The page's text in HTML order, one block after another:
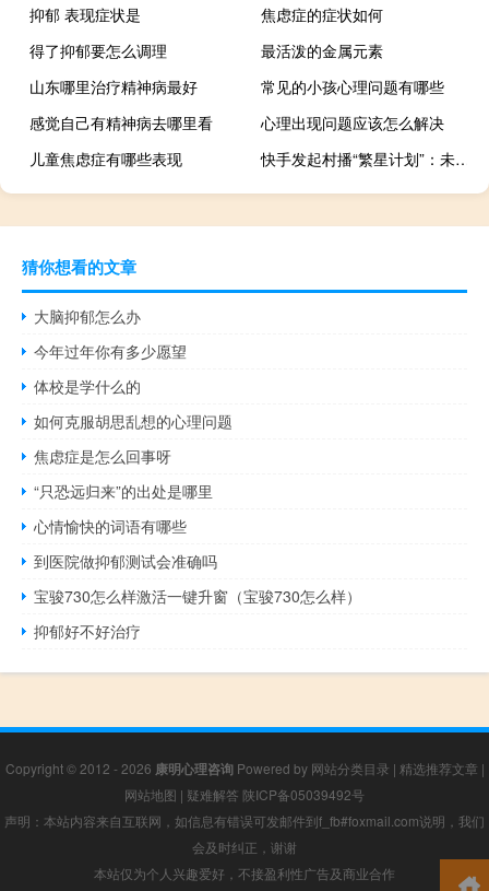
抑郁 表现症状是
焦虑症的症状如何
得了抑郁要怎么调理
最活泼的金属元素
山东哪里治疗精神病最好
常见的小孩心理问题有哪些
感觉自己有精神病去哪里看
心理出现问题应该怎么解决
儿童焦虑症有哪些表现
快手发起村播“繁星计划”：未来三年投入100亿流量培育百万村播
猜你想看的文章
大脑抑郁怎么办
今年过年你有多少愿望
体校是学什么的
如何克服胡思乱想的心理问题
焦虑症是怎么回事呀
“只恐远归来”的出处是哪里
心情愉快的词语有哪些
到医院做抑郁测试会准确吗
宝骏730怎么样激活一键升窗（宝骏730怎么样）
抑郁好不好治疗
Copyright © 2012 - 2026 康明心理咨询Powered by 网站分类目录 | 精选推荐文章 |
网站地图 | 疑难解答 陕ICP备05039492号
声明：本站内容来自互联网，如信息有错误可发邮件到f_fb#foxmail.com说明，我们
会及时纠正，谢谢
本站仅为个人兴趣爱好，不接盈利性广告及商业合作